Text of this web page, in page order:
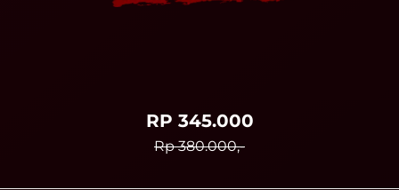
RP 345.000
Rp 380.000,-